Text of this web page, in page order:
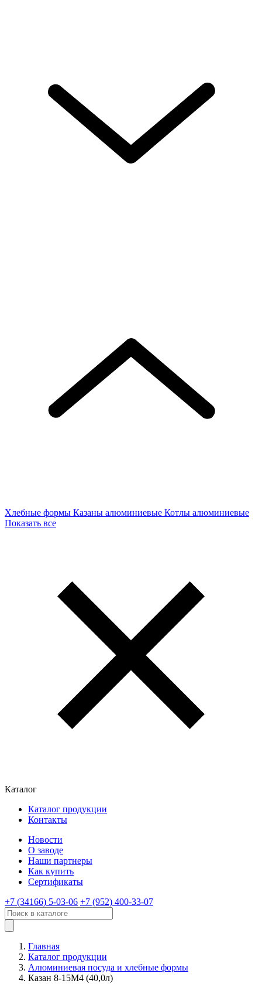
Хлебные формы Казаны алюминиевые Котлы алюминиевые
Показать все
Каталог
Каталог продукции
Контакты
Новости
О заводе
Наши партнеры
Как купить
Сертификаты
+7 (34166) 5-03-06 +7 (952) 400-33-07
Главная
Каталог продукции
Алюминиевая посуда и хлебные формы
Казан 8-15М4 (40,0л)